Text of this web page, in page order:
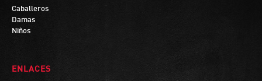
Caballeros
Damas
Niños
ENLACES